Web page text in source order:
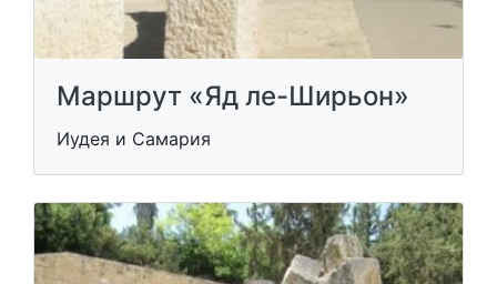
Маршрут «Яд ле-Ширьон»
Иудея и Самария